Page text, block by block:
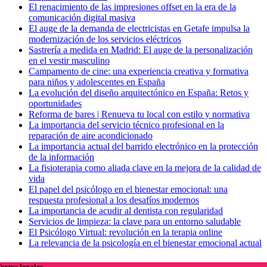
El renacimiento de las impresiones offset en la era de la
comunicación digital masiva
El auge de la demanda de electricistas en Getafe impulsa la
modernización de los servicios eléctricos
Sastrería a medida en Madrid: El auge de la personalización
en el vestir masculino
Campamento de cine: una experiencia creativa y formativa
para niños y adolescentes en España
La evolución del diseño arquitectónico en España: Retos y
oportunidades
Reforma de bares | Renueva tu local con estilo y normativa
La importancia del servicio técnico profesional en la
reparación de aire acondicionado
La importancia actual del barrido electrónico en la protección
de la información
La fisioterapia como aliada clave en la mejora de la calidad de
vida
El papel del psicólogo en el bienestar emocional: una
respuesta profesional a los desafíos modernos
La importancia de acudir al dentista con regularidad
Servicios de limpieza: la clave para un entorno saludable
El Psicólogo Virtual: revolución en la terapia online
La relevancia de la psicología en el bienestar emocional actual